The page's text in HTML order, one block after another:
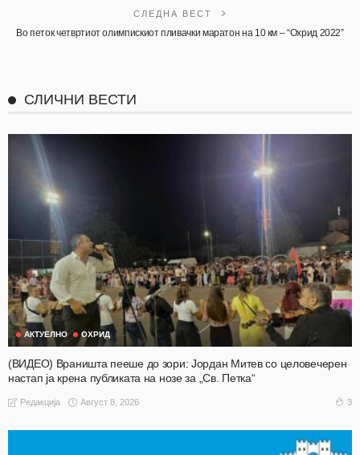
СЛЕДНА ВЕСТ
Во петок четвртиот олимпискиот пливачки маратон на 10 км – “Охрид 2022”
СЛИЧНИ ВЕСТИ
АКТУЕЛНО ОХРИД
(ВИДЕО) Враништа пееше до зори: Јордан Митев со целовечерен
настап ја крена публиката на нозе за „Св. Петка“
Редакција Август 8, 2026 3